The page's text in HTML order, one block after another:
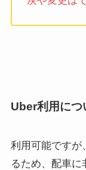
Uber利用につ
利用可能ですが
るため、配車に